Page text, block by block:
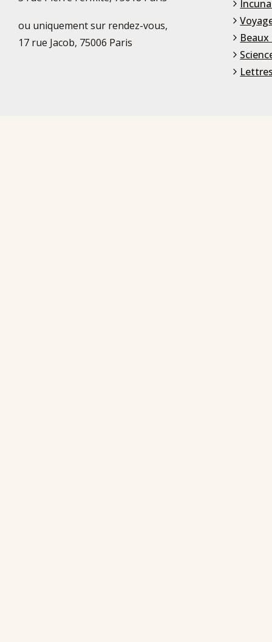
ou uniquement sur rendez-vous,
17 rue Jacob, 75006 Paris